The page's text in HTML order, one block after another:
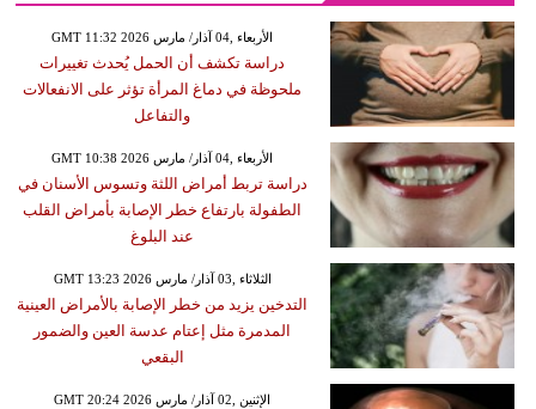
GMT 11:32 2026 الأربعاء ,04 آذار/ مارس
دراسة تكشف أن الحمل يُحدث تغييرات
ملحوظة في دماغ المرأة تؤثر على الانفعالات
والتفاعل
GMT 10:38 2026 الأربعاء ,04 آذار/ مارس
دراسة تربط أمراض اللثة وتسوس الأسنان في
الطفولة بارتفاع خطر الإصابة بأمراض القلب
عند البلوغ
GMT 13:23 2026 الثلاثاء ,03 آذار/ مارس
التدخين يزيد من خطر الإصابة بالأمراض العينية
المدمرة مثل إعتام عدسة العين والضمور
البقعي
GMT 20:24 2026 الإثنين ,02 آذار/ مارس